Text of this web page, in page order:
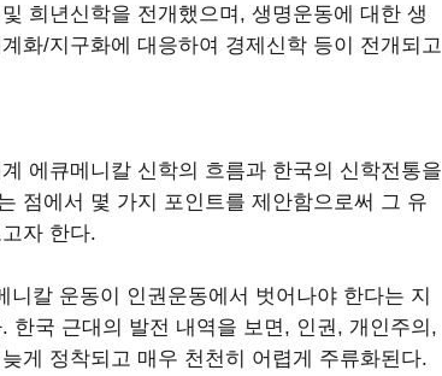
희년신학을 전개했으며, 생명운동에 대한 생
화/지구화에 대응하여 경제신학 등이 전개되고
에큐메니칼 신학의 흐름과 한국의 신학전통을
점에서 몇 가지 포인트를 제안함으로써 그 유
자 한다.
니칼 운동이 인권운동에서 벗어나야 한다는 지
한국 근대의 발전 내역을 보면, 인권, 개인주의,
게 정착되고 매우 천천히 어렵게 주류화된다.